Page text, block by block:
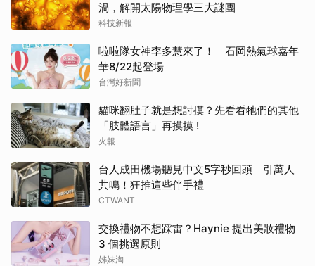
渦，解開太陽物理學三大謎團
科技新報
啦啦隊女神李多慧來了！ 石岡熱氣球嘉年
華8/22起登場
台灣好新聞
貓咪翻肚子就是想討摸？先看看牠們的其他
「肢體語言」再摸摸 !
火報
台人成田機場聽見中文5字秒回頭 引萬人
共鳴！狂推這些伴手禮
CTWANT
交換禮物不想踩雷？Haynie 提出美妝禮物
3 個挑選原則
姊妹淘